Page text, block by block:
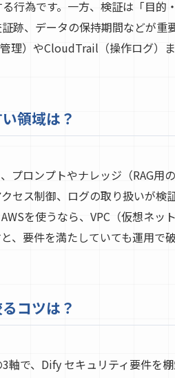
行為です。一方、検証は「目的
跡、データの保持期間などが
理）やCloudTrail（操作ログ）
領域は？
プロンプトやナレッジ（RAG用
セス制御、ログの取り扱いが検
を使うなら、VPC（仮想ネ
、要件を満たしていても運用で破
コツは？
軸で、Dify セキュリティ要件を